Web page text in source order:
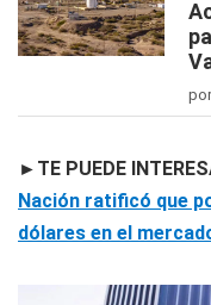
►TE PUEDE
Nación ratificó que
dólares en el